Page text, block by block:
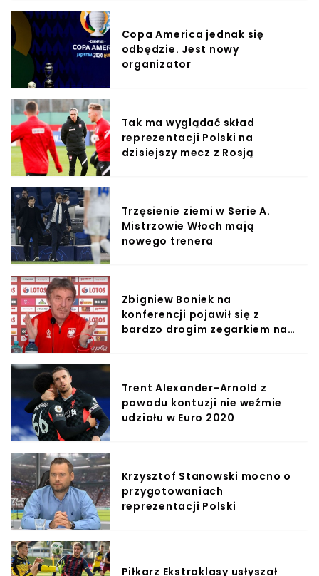
Copa America jednak się
odbędzie. Jest nowy
organizator
Tak ma wyglądać skład
reprezentacji Polski na
dzisiejszy mecz z Rosją
Trzęsienie ziemi w Serie A.
Mistrzowie Włoch mają
nowego trenera
Zbigniew Boniek na
konferencji pojawił się z
bardzo drogim zegarkiem na
Trent Alexander-Arnold z
powodu kontuzji nie weźmie
udziału w Euro 2020
Krzysztof Stanowski mocno o
przygotowaniach
reprezentacji Polski
Piłkarz Ekstraklasy usłyszał